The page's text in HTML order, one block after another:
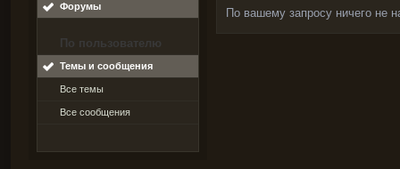
Форумы
По пользователю
Темы и сообщения
Все темы
Все сообщения
По вашему запросу ничего не